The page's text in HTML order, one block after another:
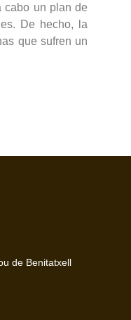
cabo un plan de
De hecho, la
que sufren un
de Benitatxell